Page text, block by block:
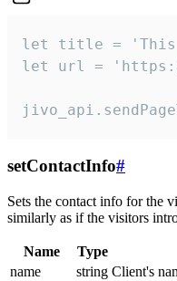
let title = 'This
let url = 'https://
setContactInfo#
Sets the contact info for the
similarly as if the visitors
Name Type
name
string Client's